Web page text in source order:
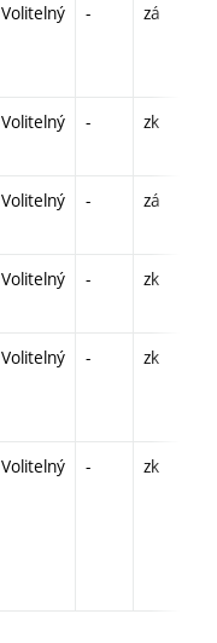
Volitelný - zá
Volitelný - zk
Volitelný - zá
Volitelný - zk
Volitelný - zk
Volitelný - zk